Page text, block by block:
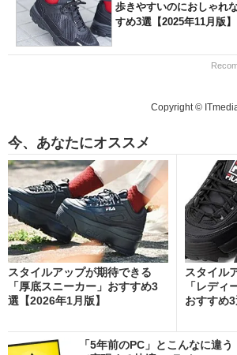
歩きやすいのにおしゃれ
すめ3選【2025年11月版】
Copyright ©
今、あなたにオススメ
スタイルアップが期待できる
「厚底スニーカー」おすすめ3
選【2026年1月版】
スタイル
「レディ
おすすめ
「5年前のPC」とこんなに違